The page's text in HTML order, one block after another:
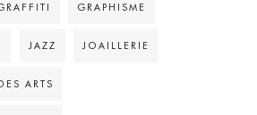
GRAPHISME
JAZZ JOAILLERIE
ARTS